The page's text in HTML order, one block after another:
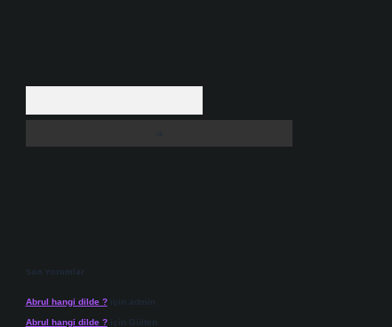
Son Yorumlar
Abrul hangi dilde ?için admin
Abrul hangi dilde ?için Gülten